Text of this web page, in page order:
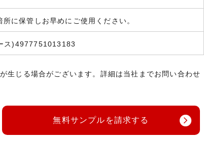
に保管しお早めにご使用ください。
ス)4977751013183
生じる場合がございます。詳細は当社までお問い合わせ
無料サンプルを請求する